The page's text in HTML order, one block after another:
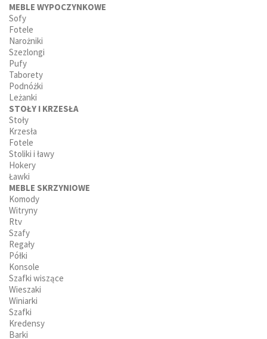
MEBLE WYPOCZYNKOWE
Sofy
Fotele
Narożniki
Szezlongi
Pufy
Taborety
Podnóżki
Leżanki
STOŁY I KRZESŁA
Stoły
Krzesła
Fotele
Stoliki i ławy
Hokery
Ławki
MEBLE SKRZYNIOWE
Komody
Witryny
Rtv
Szafy
Regały
Półki
Konsole
Szafki wiszące
Wieszaki
Winiarki
Szafki
Kredensy
Barki